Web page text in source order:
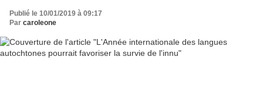
Publié le 10/01/2019 à 09:17
Par caroleone